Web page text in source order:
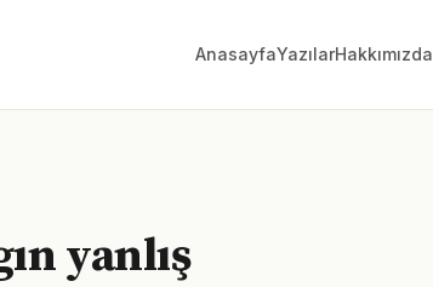
AnasayfaYazılarHakkımızda
yanlış